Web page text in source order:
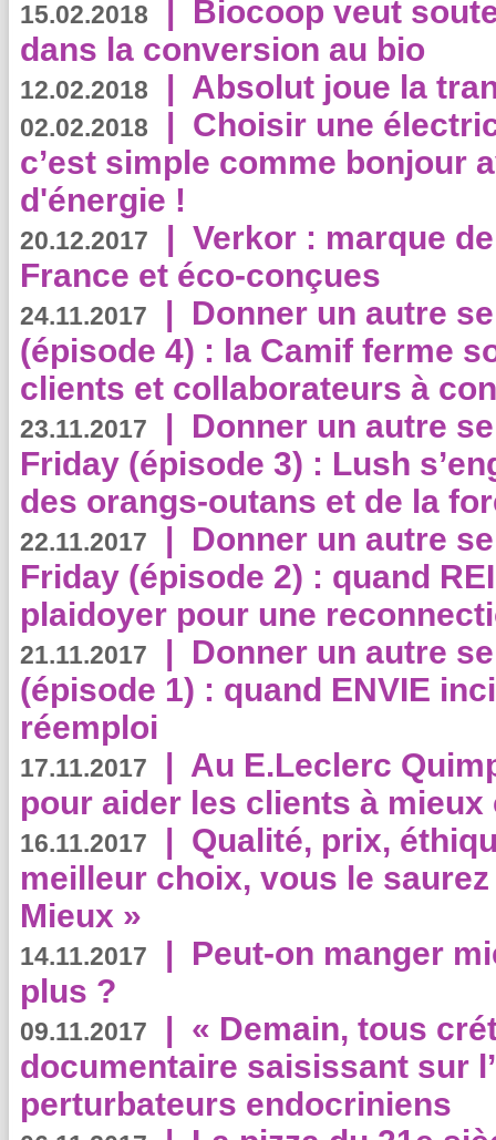
15.02.2018
Biocoop veut
dans la conversion au bio
12.02.2018 | Absolut joue la
02.02.2018 | Choisir une
c’est simple comme bonjour
d'énergie !
20.12.2017 | Verkor : marque
France et éco-conçues
24.11.2017 | Donner un autre
(épisode 4) : la Camif ferme
clients et collaborateurs à
23.11.2017 | Donner un autre
Friday (épisode 3) : Lush
des orangs-outans et de la
22.11.2017 | Donner un autre
Friday (épisode 2) : quand
plaidoyer pour une
21.11.2017 | Donner un autre
(épisode 1) : quand ENVIE
réemploi
17.11.2017 | Au E.Leclerc
pour aider les clients à
16.11.2017 | Qualité, prix,
meilleur choix, vous le
Mieux »
14.11.2017 | Peut-on manger
plus ?
09.11.2017 | « Demain, tous
documentaire saisissant sur
perturbateurs endocriniens